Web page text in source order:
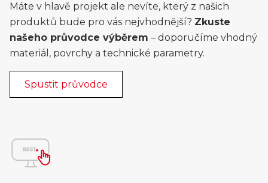
Máte v hlavě projekt ale nevíte, který z našich
produktů bude pro vás nejvhodnější? Zkuste
našeho průvodce výběrem – doporučíme vhodný
materiál, povrchy a technické parametry.
Spustit průvodce